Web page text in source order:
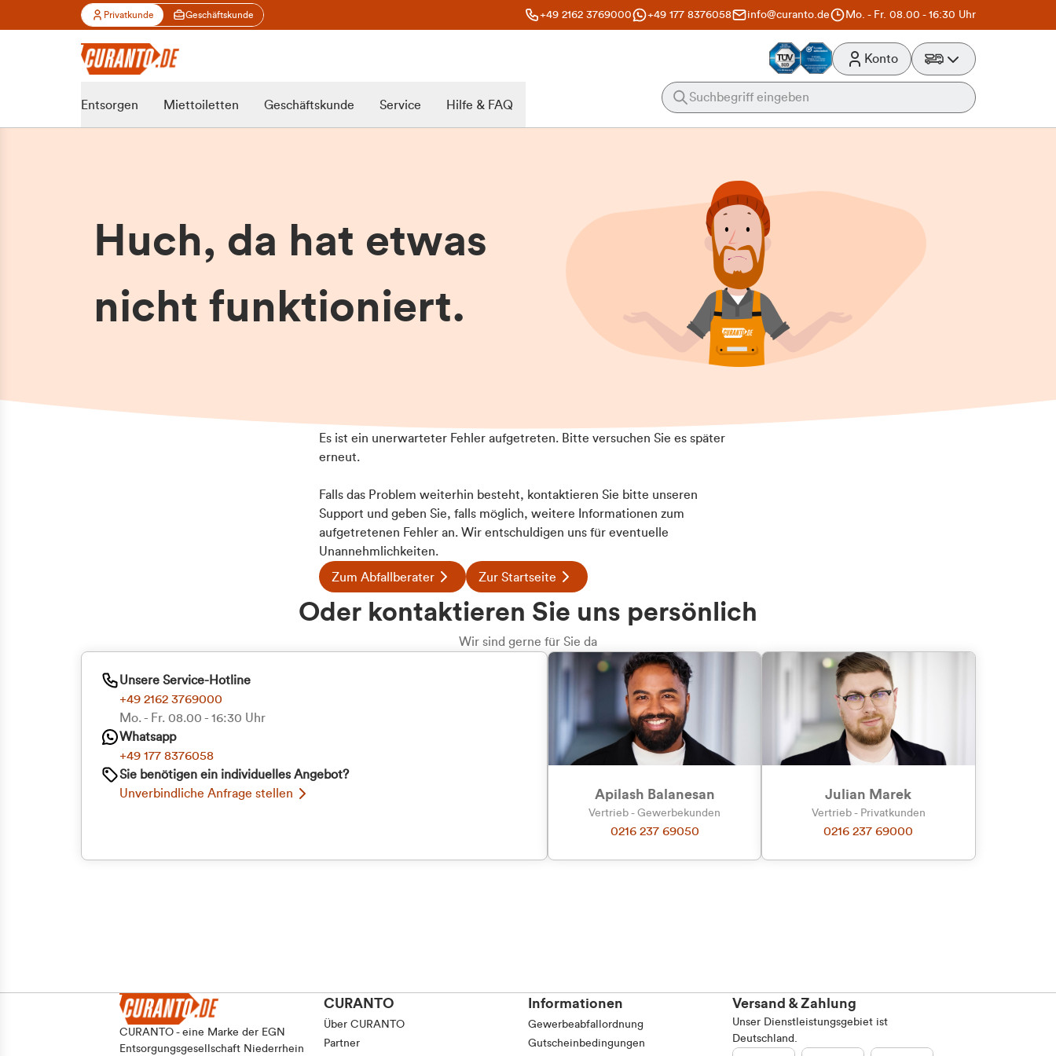
Privatkunde Geschäftskunde +49 2162 3769000 +49 177 8376058 info@curanto.de Mo. - Fr. 08.00 - 16:30 Uhr
Konto
Entsorgen Miettoiletten Geschäftskunde Service Hilfe & FAQ
Huch, da hat etwas
nicht funktioniert.
Es ist ein unerwarteter Fehler aufgetreten. Bitte versuchen Sie es später
erneut.
Falls das Problem weiterhin besteht, kontaktieren Sie bitte unseren
Support und geben Sie, falls möglich, weitere Informationen zum
aufgetretenen Fehler an. Wir entschuldigen uns für eventuelle
Unannehmlichkeiten.
Zum Abfallberater Zur Startseite
Oder kontaktieren Sie uns persönlich
Wir sind gerne für Sie da
Unsere Service-Hotline
+49 2162 3769000
Mo. - Fr. 08.00 - 16:30 Uhr
Whatsapp
+49 177 8376058
Sie benötigen ein individuelles Angebot?
Unverbindliche Anfrage stellen
Apilash Balanesan
Vertrieb - Gewerbekunden
0216 237 69050
Julian Marek
Vertrieb - Privatkunden
0216 237 69000
CURANTO - eine Marke der EGN
Entsorgungsgesellschaft Niederrhein
CURANTO
Über CURANTO
Partner
Informationen
Gewerbeabfallordnung
Gutscheinbedingungen
Versand & Zahlung
Unser Dienstleistungsgebiet ist
Deutschland.